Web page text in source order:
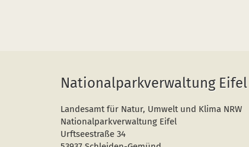
Nationalparkverwaltung Eifel
Landesamt für Natur, Umwelt und Klima NRW
Nationalparkverwaltung Eifel
Urftseestraße 34